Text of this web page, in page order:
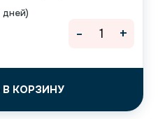
дней)
КОРЗИНУ
- +